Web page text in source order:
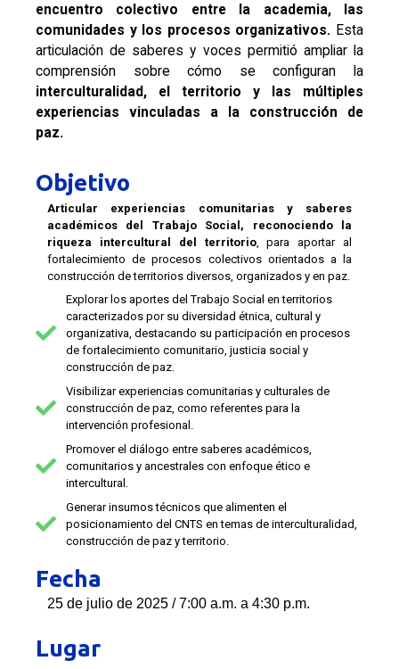
encuentro colectivo entre la academia, las
comunidades y los procesos organizativos. Esta
articulación de saberes y voces permitió ampliar la
comprensión sobre cómo se configuran la
interculturalidad, el territorio y las múltiples
experiencias vinculadas a la construcción de
paz.
Objetivo
Articular experiencias comunitarias y saberes
académicos del Trabajo Social, reconociendo la
riqueza intercultural del territorio, para aportar al
fortalecimiento de procesos colectivos orientados a la
construcción de territorios diversos, organizados y en paz.
Explorar los aportes del Trabajo Social en territorios
caracterizados por su diversidad étnica, cultural y
organizativa, destacando su participación en procesos
de fortalecimiento comunitario, justicia social y
construcción de paz.
Visibilizar experiencias comunitarias y culturales de
construcción de paz, como referentes para la
intervención profesional.
Promover el diálogo entre saberes académicos,
comunitarios y ancestrales con enfoque ético e
intercultural.
Generar insumos técnicos que alimenten el
posicionamiento del CNTS en temas de interculturalidad,
construcción de paz y territorio.
Fecha
25 de julio de 2025 / 7:00 a.m. a 4:30 p.m.
Lugar